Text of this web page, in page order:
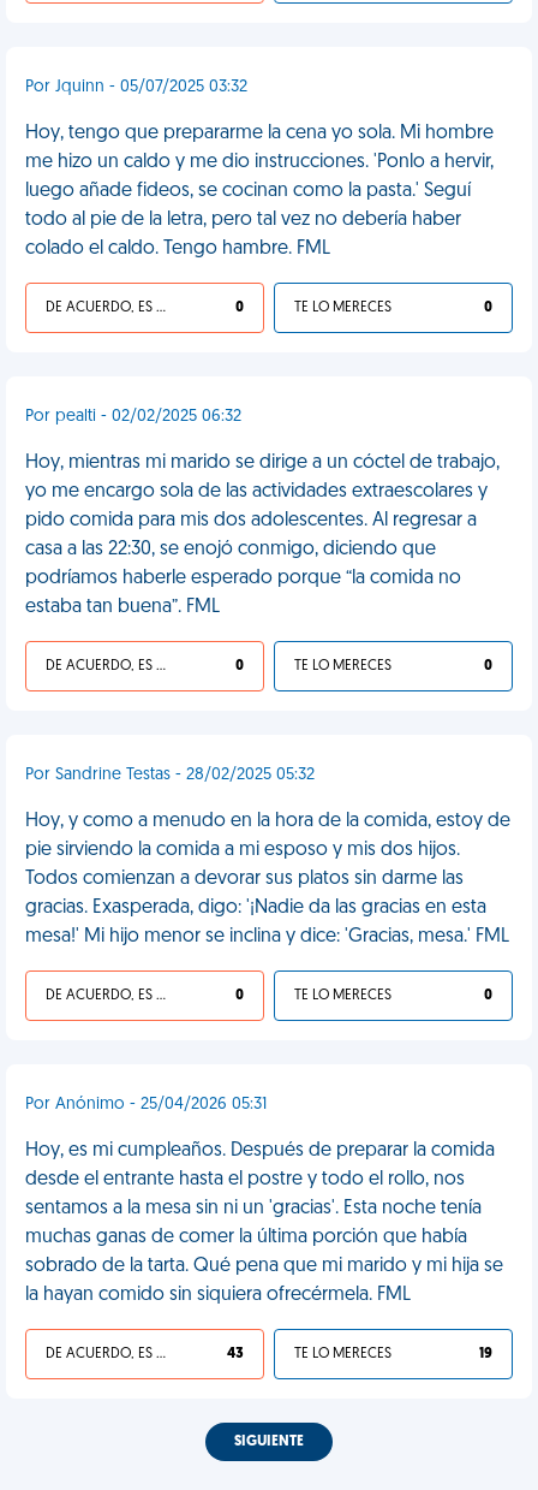
Por Jquinn - 05/07/2025 03:32
Hoy, tengo que prepararme la cena yo sola. Mi hombre
me hizo un caldo y me dio instrucciones. 'Ponlo a hervir,
luego añade fideos, se cocinan como la pasta.' Seguí
todo al pie de la letra, pero tal vez no debería haber
colado el caldo. Tengo hambre. FML
DE ACUERDO, ES UNA VIDA HP 0 TE LO MERECES 0
Por pealti - 02/02/2025 06:32
Hoy, mientras mi marido se dirige a un cóctel de trabajo,
yo me encargo sola de las actividades extraescolares y
pido comida para mis dos adolescentes. Al regresar a
casa a las 22:30, se enojó conmigo, diciendo que
podríamos haberle esperado porque “la comida no
estaba tan buena”. FML
DE ACUERDO, ES UNA VIDA HP 0 TE LO MERECES 0
Por Sandrine Testas - 28/02/2025 05:32
Hoy, y como a menudo en la hora de la comida, estoy de
pie sirviendo la comida a mi esposo y mis dos hijos.
Todos comienzan a devorar sus platos sin darme las
gracias. Exasperada, digo: '¡Nadie da las gracias en esta
mesa!' Mi hijo menor se inclina y dice: 'Gracias, mesa.' FML
DE ACUERDO, ES UNA VIDA HP 0 TE LO MERECES 0
Por Anónimo - 25/04/2026 05:31
Hoy, es mi cumpleaños. Después de preparar la comida
desde el entrante hasta el postre y todo el rollo, nos
sentamos a la mesa sin ni un 'gracias'. Esta noche tenía
muchas ganas de comer la última porción que había
sobrado de la tarta. Qué pena que mi marido y mi hija se
la hayan comido sin siquiera ofrecérmela. FML
DE ACUERDO, ES UNA VIDA HP 43 TE LO MERECES 19
SIGUIENTE